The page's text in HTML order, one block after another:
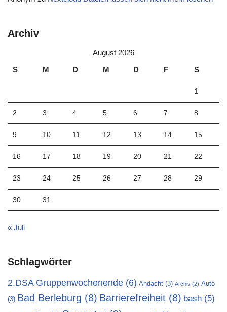
Archiv
August 2026
S
M D M D F S
1
2 3 4 5 6 7 8
9 10 11 12 13 14 15
16 17 18 19 20 21 22
23 24 25 26 27 28 29
30 31
« Juli
Schlagwörter
2.DSA Gruppenwochenende (6) Andacht (3) Archiv (2) Auto
(3) Bad Berleburg (8) Barrierefreiheit (8) bash (5)